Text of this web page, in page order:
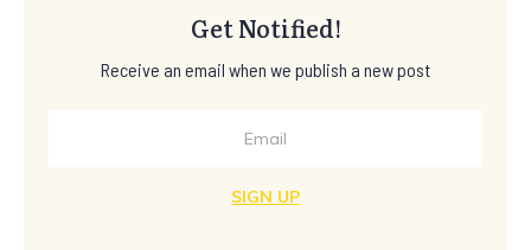
Get Notified!
Receive an email when we publish a new post
SIGN UP